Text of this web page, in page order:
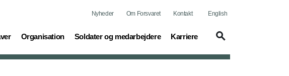
Nyheder Om Forsvaret Kontakt English
Organisation
(current) Soldater og medarbejdere
(current) Karriere
(current)